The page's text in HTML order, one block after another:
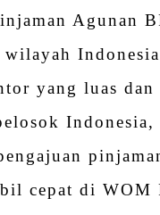
Agunan
yang luas dan
cepat di WOM